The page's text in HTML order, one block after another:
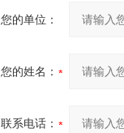
您的单位：
您的姓名：
联系电话：